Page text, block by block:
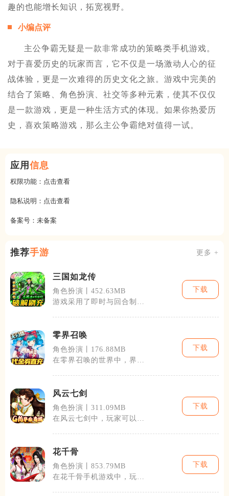
趣的也能增长知识，拓宽视野。
小编点评
主公争霸无疑是一款非常成功的策略类手机游戏。
对于喜爱历史的玩家而言，它不仅是一场激动人心的征
战体验，更是一次难得的历史文化之旅。游戏中完美的
结合了策略、角色扮演、社交等多种元素，使其不仅仅
是一款游戏，更是一种生活方式的体现。如果你热爱历
史，喜欢策略游戏，那么主公争霸绝对值得一试。
应用 信息
权限功能： 点击查看
隐私说明： 点击查看
备案号： 未备案
推荐手游 更多 +
三国如龙传
角色扮演丨452.63MB
游戏采用了即时与回合制相
下载
零界召唤
角色扮演丨176.88MB
在零界召唤的世界中，界灵
下载
风云七剑
角色扮演丨311.09MB
在风云七剑中，玩家可以自
下载
花千骨
角色扮演丨853.79MB
在花千骨手机游戏中，玩家
下载